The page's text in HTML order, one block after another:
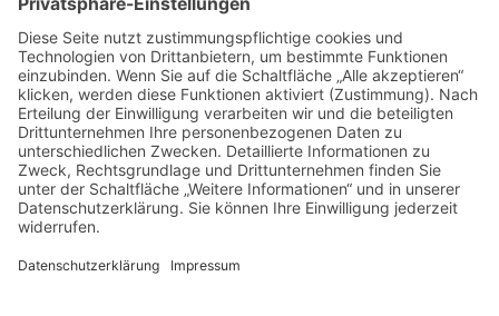
ÜBER UNS
KIEL LOKAL
Carsten Frahm Verlag, Inhaber Carsten Frahm
24113 Kiel